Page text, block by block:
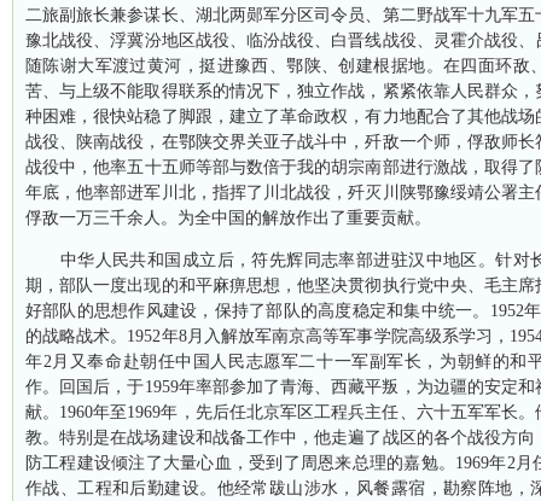
二旅副旅长兼参谋长、湖北两郧军分区司令员、第二野战军十九军
豫北战役、浮冀汾地区战役、临汾战役、白晋线战役、灵霍介战役
随陈谢大军渡过黄河，挺进豫西、鄂陕、创建根据地。在四面环敌
苦、与上级不能取得联系的情况下，独立作战，紧紧依靠人民群众
种困难，很快站稳了脚跟，建立了革命政权，有力地配合了其他战
战役、陕南战役，在鄂陕交界关亚子战斗中，歼敌一个师，俘敌师
战役中，他率五十五师等部与数倍于我的胡宗南部进行激战，取得
年底，他率部进军川北，指挥了川北战役，歼灭川陕鄂豫绥靖公署
俘敌一万三千余人。为全中国的解放作出了重要贡献。
中华人民共和国成立后，符先辉同志率部进驻汉中地区。针对
期，部队一度出现的和平麻痹思想，他坚决贯彻执行党中央、毛主
好部队的思想作风建设，保持了部队的高度稳定和集中统一。 1952年
的战略战术。 1952年8月入解放军南京高等军事学院高级系学习，
年2月又奉命赴朝任中国人民志愿军二十一军副军长，为朝鲜的和
作。回国后，于1959年率部参加了青海、西藏平叛，为边疆的安定
献。 1960年至 1969年，先后任北京军区工程兵主任、六十五军军长
教。特别是在战场建设和战备工作中，他走遍了战区的各个战役方
防工程建设倾注了大量心血，受到了周恩来总理的嘉勉。 1969年2月
作战、工程和后勤建设。他经常跋山涉水，风餐露宿，勘察阵地，